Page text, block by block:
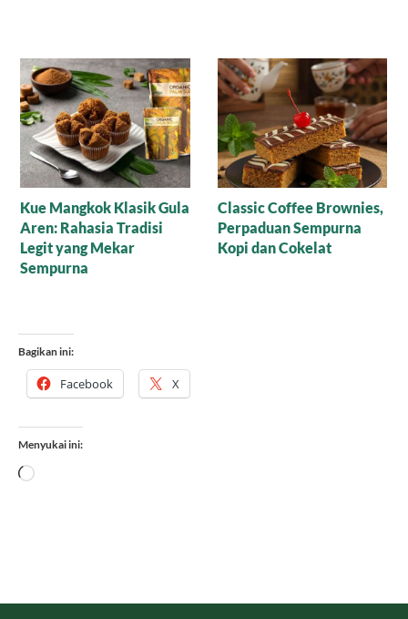
Kue Mangkok Klasik Gula
Aren: Rahasia Tradisi
Legit yang Mekar
Sempurna
Classic Coffee Brownies,
Perpaduan Sempurna
Kopi dan Cokelat
Bagikan ini:
Facebook X
Menyukai ini:
Memuat...